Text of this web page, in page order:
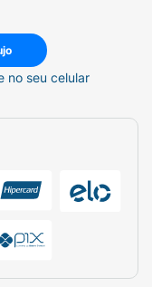
no seu celular